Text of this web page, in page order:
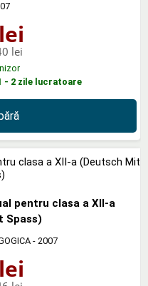
lei
lei
- 2 zile lucratoare
pentru clasa a XII-a
Spass)
- 2007
lei